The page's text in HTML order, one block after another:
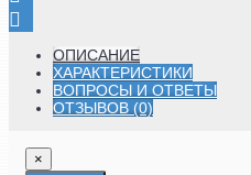
ОПИСАНИЕ
ХАРАКТЕРИСТИКИ
ВОПРОСЫ И ОТВЕТЫ
ОТЗЫВОВ (0)
×